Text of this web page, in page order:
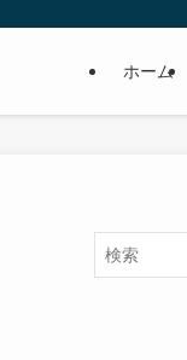
ホーム